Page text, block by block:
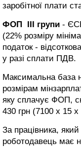
заробітної плати
ФОП ІІІ групи -
(22% розміру
податок -
у разі сплати ПДВ.
Максимальна база
розмірам
яку сплачує ФОП,
430 грн (7100 х 15 х
За працівника,
роботодавець має